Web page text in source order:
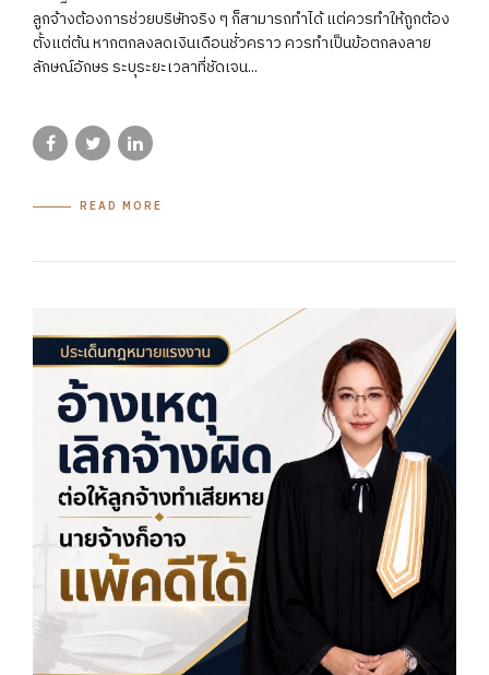
ลูกจ้างต้องการช่วยบริษัทจริง ๆ ก็สามารถทำได้ แต่ควรทำให้ถูกต้อง
ตั้งแต่ต้น หากตกลงลดเงินเดือนชั่วคราว ควรทำเป็นข้อตกลงลาย
ลักษณ์อักษร ระบุระยะเวลาที่ชัดเจน...
READ MORE